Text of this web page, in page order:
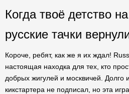
Когда твоё детство
русские тачки
Короче, ребят, как же я их ждал!
настоящая находка для тех, кто
добрых жигулей и москвичей. Долго
кикстартера не подписал, но эта